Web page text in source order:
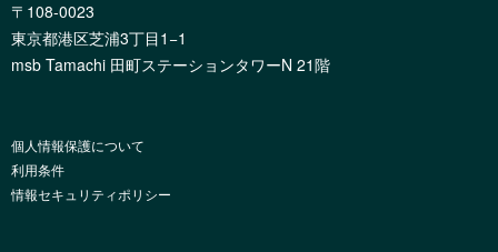
〒108-0023
東京都港区芝浦3丁目1−1
msb Tamachi 田町ステーションタワーN 21階
個人情報保護について
利用条件
情報セキュリティポリシー